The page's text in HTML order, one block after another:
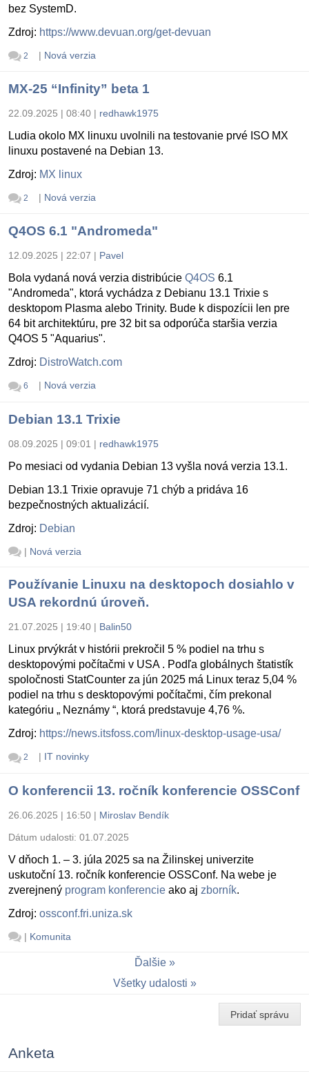
bez SystemD.
Zdroj: https://www.devuan.org/get-devuan
2 | Nová verzia
MX-25 “Infinity” beta 1
22.09.2025 | 08:40 | redhawk1975
Ludia okolo MX linuxu uvolnili na testovanie prvé ISO MX
linuxu postavené na Debian 13.
Zdroj: MX linux
2 | Nová verzia
Q4OS 6.1 "Andromeda"
12.09.2025 | 22:07 | Pavel
Bola vydaná nová verzia distribúcie Q4OS 6.1
"Andromeda", ktorá vychádza z Debianu 13.1 Trixie s
desktopom Plasma alebo Trinity. Bude k dispozícii len pre
64 bit architektúru, pre 32 bit sa odporúča staršia verzia
Q4OS 5 "Aquarius".
Zdroj: DistroWatch.com
6 | Nová verzia
Debian 13.1 Trixie
08.09.2025 | 09:01 | redhawk1975
Po mesiaci od vydania Debian 13 vyšla nová verzia 13.1.
Debian 13.1 Trixie opravuje 71 chýb a pridáva 16
bezpečnostných aktualizácií.
Zdroj: Debian
| Nová verzia
Používanie Linuxu na desktopoch dosiahlo v
USA rekordnú úroveň.
21.07.2025 | 19:40 | Balin50
Linux prvýkrát v histórii prekročil 5 % podiel na trhu s
desktopovými počítačmi v USA . Podľa globálnych štatistík
spoločnosti StatCounter za jún 2025 má Linux teraz 5,04 %
podiel na trhu s desktopovými počítačmi, čím prekonal
kategóriu „ Neznámy “, ktorá predstavuje 4,76 %.
Zdroj: https://news.itsfoss.com/linux-desktop-usage-usa/
2 | IT novinky
O konferencii 13. ročník konferencie OSSConf
26.06.2025 | 16:50 | Miroslav Bendík
Dátum udalosti: 01.07.2025
V dňoch 1. – 3. júla 2025 sa na Žilinskej univerzite
uskutoční 13. ročník konferencie OSSConf. Na webe je
zverejnený program konferencie ako aj zborník.
Zdroj: ossconf.fri.uniza.sk
| Komunita
Ďalšie
Všetky udalosti
Pridať správu
Anketa